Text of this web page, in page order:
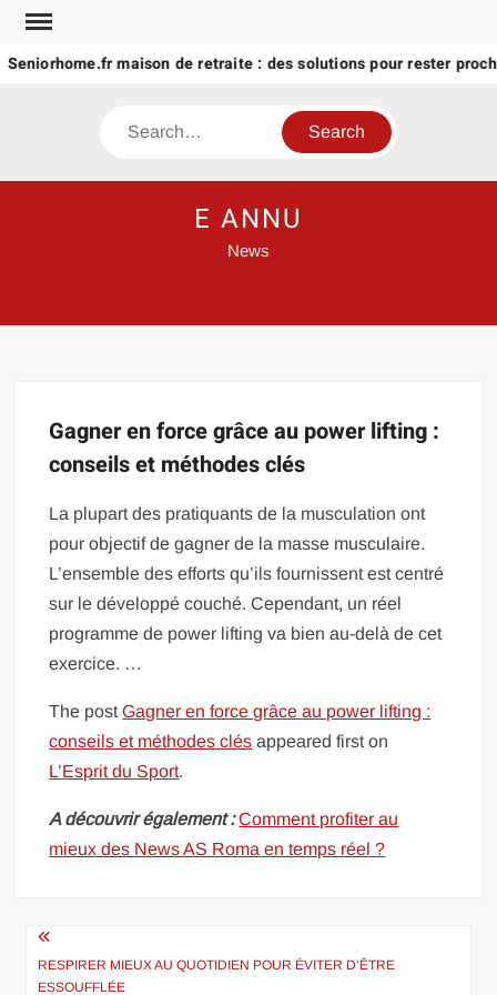
Skip
content
Seniorhome.fr maison de retraite : des solutions pour rester
Search
E ANNU
News
Gagner en force grâce au power lifting :
conseils et méthodes clés
La plupart des pratiquants de la musculation ont
pour objectif de gagner de la masse musculaire.
L’ensemble des efforts qu’ils fournissent est centré
sur le développé couché. Cependant, un réel
programme de power lifting va bien au-delà de cet
exercice. …
The postGagner en force grâce au power lifting :
conseils et méthodes clés appeared first on
L’Esprit du Sport.
A découvrir également : Comment profiter au
mieux des News AS Roma en temps réel ?
Navigation
de
RESPIRER MIEUX AU QUOTIDIEN POUR ÉVITER D’ÊTRE
ESSOUFFLÉE